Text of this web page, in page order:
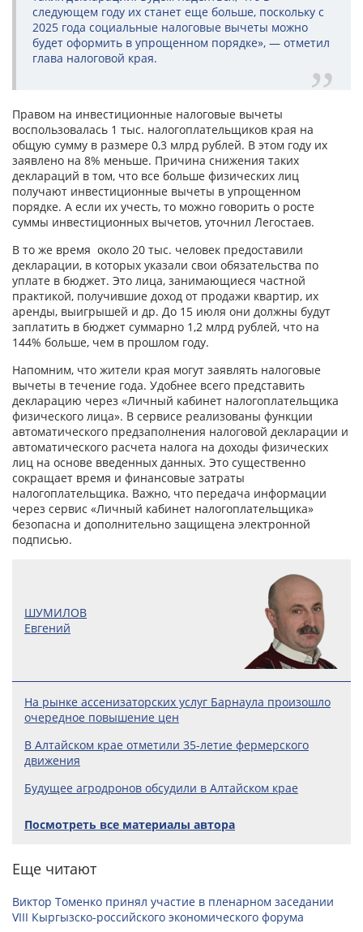
следующем году их станет еще больше, поскольку с
2025 года социальные налоговые вычеты можно
будет оформить в упрощенном порядке», — отметил
глава налоговой края.
Правом на инвестиционные налоговые вычеты
воспользовалась 1 тыс. налогоплательщиков края на
общую сумму в размере 0,3 млрд рублей. В этом году их
заявлено на 8% меньше. Причина снижения таких
деклараций в том, что все больше физических лиц
получают инвестиционные вычеты в упрощенном
порядке. А если их учесть, то можно говорить о росте
суммы инвестиционных вычетов, уточнил Легостаев.
В то же время около 20 тыс. человек предоставили
декларации, в которых указали свои обязательства по
уплате в бюджет. Это лица, занимающиеся частной
практикой, получившие доход от продажи квартир, их
аренды, выигрышей и др. До 15 июля они должны будут
заплатить в бюджет суммарно 1,2 млрд рублей, что на
144% больше, чем в прошлом году.
Напомним, что жители края могут заявлять налоговые
вычеты в течение года. Удобнее всего представить
декларацию через «Личный кабинет налогоплательщика
физического лица». В сервисе реализованы функции
автоматического предзаполнения налоговой декларации и
автоматического расчета налога на доходы физических
лиц на основе введенных данных. Это существенно
сокращает время и финансовые затраты
налогоплательщика. Важно, что передача информации
через сервис «Личный кабинет налогоплательщика»
безопасна и дополнительно защищена электронной
подписью.
ШУМИЛОВ
Евгений
На рынке ассенизаторских услуг Барнаула произошло
очередное повышение цен
В Алтайском крае отметили 35-летие фермерского
движения
Будущее агродронов обсудили в Алтайском крае
Посмотреть все материалы автора
Еще читают
Виктор Томенко принял участие в пленарном заседании
VIII Кыргызско-российского экономического форума